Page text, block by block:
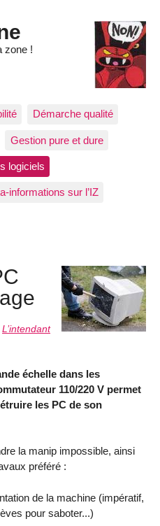
zone !
Démarche qualité
Gestion pure et dure
logiciels
informations sur l’IZ
L’intendant
échelle dans les
110/220 V permet
les PC de son
la manip impossible, ainsi
préféré :
de la machine (impératif,
pour saboter...)